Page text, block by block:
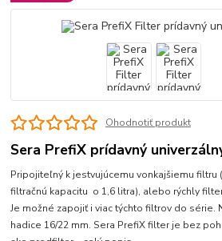
Ohodnotiť produkt
Sera PrefiX prídavný
Pripojiteľný k jestvujúcemu vonkajšiemu filtru
filtračnú kapacitu o 1,6 litra), alebo rýchly
Je možné zapojiť i viac týchto filtrov do série.
hadice 16/22 mm. Sera PrefiX filter je bez